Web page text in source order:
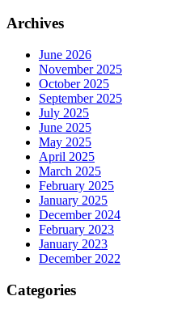
Archives
June 2026
November 2025
October 2025
September 2025
July 2025
June 2025
May 2025
April 2025
March 2025
February 2025
January 2025
December 2024
February 2023
January 2023
December 2022
Categories